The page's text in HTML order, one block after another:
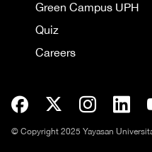
Green Campus UPH
Quiz
Careers
© Copyright 2025 Yayasan